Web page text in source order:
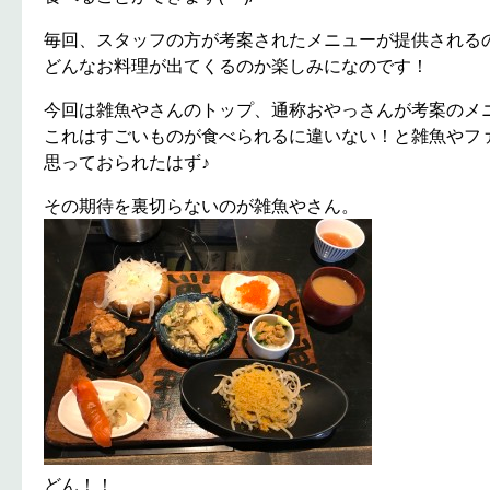
毎回、スタッフの方が考案されたメニューが提供される
どんなお料理が出てくるのか楽しみになのです！
今回は雑魚やさんのトップ、通称おやっさんが考案のメ
これはすごいものが食べられるに違いない！と雑魚やフ
思っておられたはず♪
その期待を裏切らないのが雑魚やさん。
どん！！